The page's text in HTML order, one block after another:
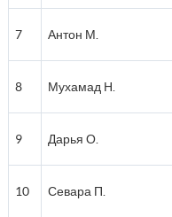
7 Антон М.
8 Мухамад Н.
9 Дарья О.
10 Севара П.